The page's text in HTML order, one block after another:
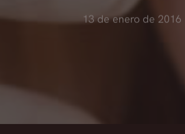
13 de enero de 2016